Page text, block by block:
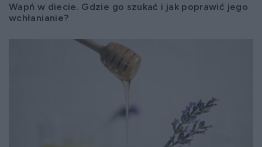
Wapń w diecie. Gdzie go szukać i jak poprawić jego
wchłanianie?